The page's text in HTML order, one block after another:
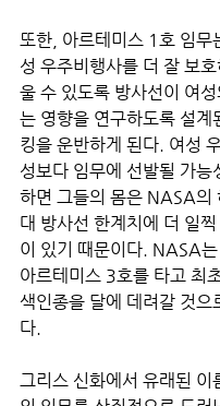
또한, 아르테미스 1호 임무
성 우주비행사를 더 잘 보
울 수 있도록 방사선이 여성
는 영향을 연구하도록 설계
킹을 운반하게 된다. 여성
성보다 임무에 선발될 가능
하면 그들의 몸은 NASA의
대 방사선 한계치에 더 일
이 있기 때문이다. NASA
아르테미스 3호를 타고 최
색인종을 달에 데려갈 것으
다.
그리스 신화에서 유래된 이